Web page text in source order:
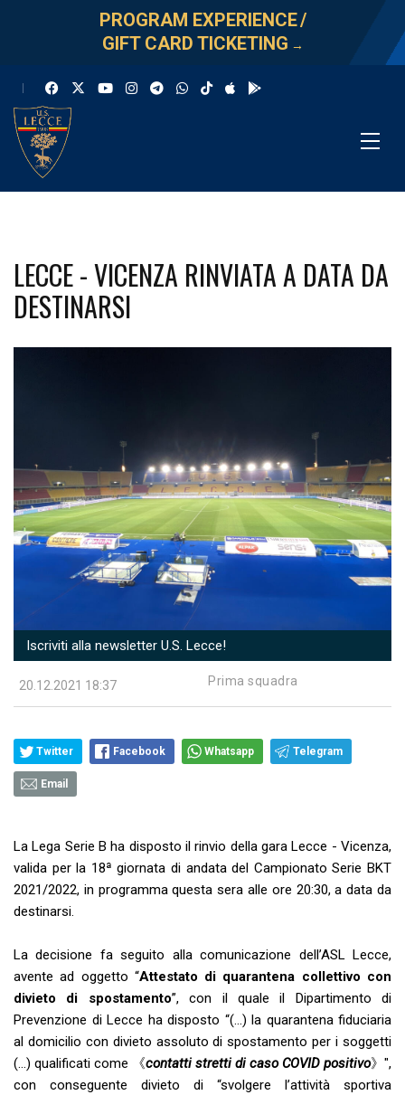
PROGRAM EXPERIENCE/
GIFT CARD TICKETING →
LECCE - VICENZA RINVIATA A DATA DA
DESTINARSI
Iscriviti alla newsletter U.S. Lecce!
20.12.2021 18:37 Prima squadra
Twitter Facebook Whatsapp Telegram
Email
La Lega Serie B ha disposto il rinvio della gara Lecce - Vicenza,
valida per la 18ª giornata di andata del Campionato Serie BKT
2021/2022, in programma questa sera alle ore 20:30, a data da
destinarsi.
La decisione fa seguito alla comunicazione dell’ASL Lecce,
avente ad oggetto “Attestato di quarantena collettivo con
divieto di spostamento”, con il quale il Dipartimento di
Prevenzione di Lecce ha disposto “(...) la quarantena fiduciaria
al domicilio con divieto assoluto di spostamento per i soggetti
(...) qualificati come 《contatti stretti di caso COVID positivo》",
con conseguente divieto di “svolgere l’attività sportiva